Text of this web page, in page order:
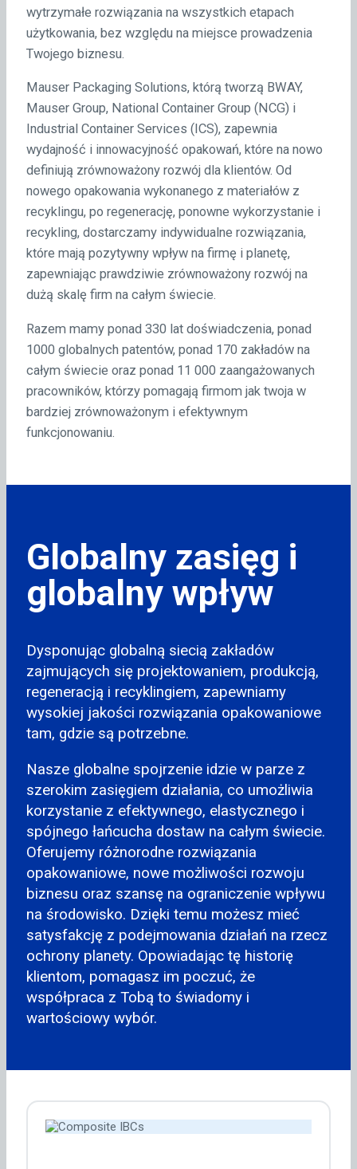
wytrzymałe rozwiązania na wszystkich etapach
użytkowania, bez względu na miejsce prowadzenia
Twojego biznesu.
Mauser Packaging Solutions, którą tworzą BWAY,
Mauser Group, National Container Group (NCG) i
Industrial Container Services (ICS), zapewnia
wydajność i innowacyjność opakowań, które na nowo
definiują zrównoważony rozwój dla klientów. Od
nowego opakowania wykonanego z materiałów z
recyklingu, po regenerację, ponowne wykorzystanie i
recykling, dostarczamy indywidualne rozwiązania,
które mają pozytywny wpływ na firmę i planetę,
zapewniając prawdziwie zrównoważony rozwój na
dużą skalę firm na całym świecie.
Razem mamy ponad 330 lat doświadczenia, ponad
1000 globalnych patentów, ponad 170 zakładów na
całym świecie oraz ponad 11 000 zaangażowanych
pracowników, którzy pomagają firmom jak twoja w
bardziej zrównoważonym i efektywnym
funkcjonowaniu.
Globalny zasięg i
globalny wpływ
Dysponując globalną siecią zakładów
zajmujących się projektowaniem, produkcją,
regeneracją i recyklingiem, zapewniamy
wysokiej jakości rozwiązania opakowaniowe
tam, gdzie są potrzebne.
Nasze globalne spojrzenie idzie w parze z
szerokim zasięgiem działania, co umożliwia
korzystanie z efektywnego, elastycznego i
spójnego łańcucha dostaw na całym świecie.
Oferujemy różnorodne rozwiązania
opakowaniowe, nowe możliwości rozwoju
biznesu oraz szansę na ograniczenie wpływu
na środowisko. Dzięki temu możesz mieć
satysfakcję z podejmowania działań na rzecz
ochrony planety. Opowiadając tę historię
klientom, pomagasz im poczuć, że
współpraca z Tobą to świadomy i
wartościowy wybór.